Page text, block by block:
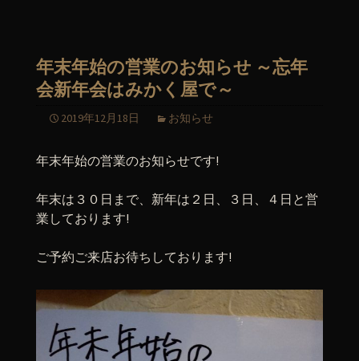
年末年始の営業のお知らせ ～忘年
会新年会はみかく屋で～
2019年12月18日 お知らせ
年末年始の営業のお知らせです!
年末は３０日まで、新年は２日、３日、４日と営
業しております!
ご予約ご来店お待ちしております!